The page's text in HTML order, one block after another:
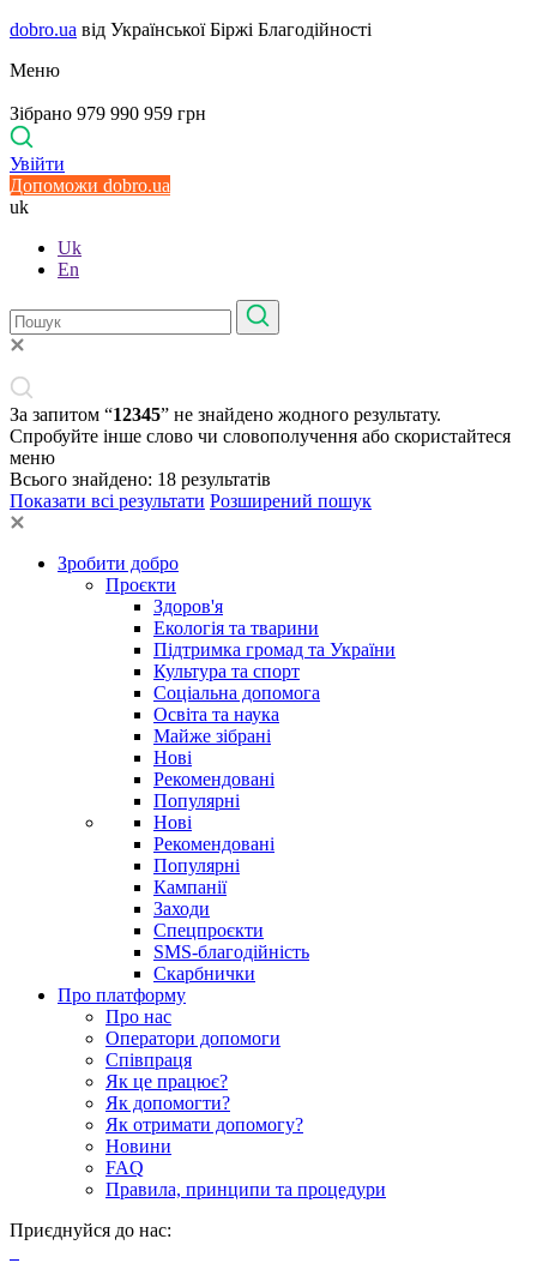
dobro.ua від Української Біржі Благодійності
Меню
Зібрано 979 990 959 грн
Увійти
Допоможи dobro.ua
uk
Uk
En
За запитом “12345” не знайдено жодного результату.
Спробуйте інше слово чи словополучення або скористайтеся
меню
Всього знайдено: 18 результатів
Показати всі результати Розширений пошук
Зробити добро
Проєкти
Здоров'я
Екологія та тварини
Підтримка громад та України
Культура та спорт
Соціальна допомога
Освіта та наука
Майже зібрані
Нові
Рекомендовані
Популярні
Нові
Рекомендовані
Популярні
Кампанії
Заходи
Спецпроєкти
SMS-благодійність
Скарбнички
Про платформу
Про нас
Оператори допомоги
Співпраця
Як це працює?
Як допомогти?
Як отримати допомогу?
Новини
FAQ
Правила, принципи та процедури
Приєднуйся до нас: